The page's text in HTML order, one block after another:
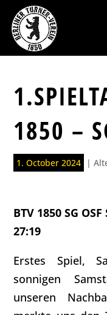
1850 –
1. October 2024 |
BTV 1850 SG
27:19
Erstes Spiel,
sonnigen
unseren